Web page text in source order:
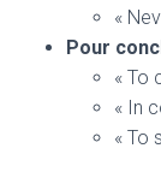
«
Pour
« To
« In
« To